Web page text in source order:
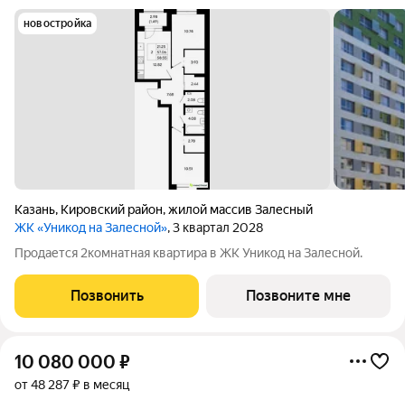
новостройка
Казань, Кировский район,жилой массив Залесный
ЖК «Уникод на Залесной», 3 квартал 2028
Продается 2комнатная квартира в ЖК Уникод на Залесной.
Позвонить Позвоните мне
10 080 000 ₽
от 48 287 ₽ в месяц